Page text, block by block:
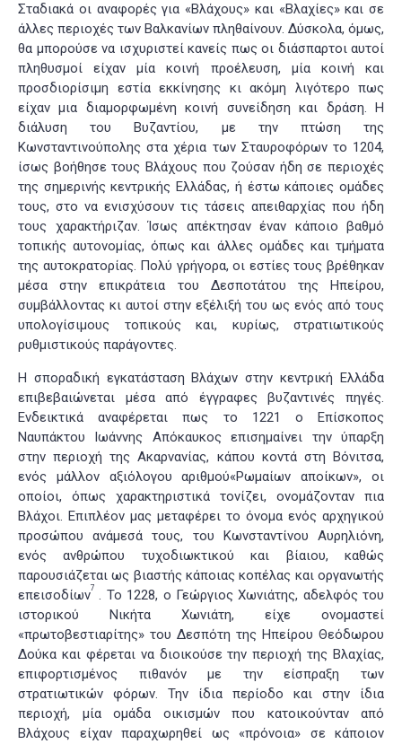
Σταδιακά οι αναφορές για «Βλάχους» και «Βλαχίες» και σε
άλλες περιοχές των Βαλκανίων πληθαίνουν. Δύσκολα, όμως,
θα μπορούσε να ισχυριστεί κανείς πως οι διάσπαρτοι αυτοί
πληθυσμοί είχαν μία κοινή προέλευση, μία κοινή και
προσδιορίσιμη εστία εκκίνησης κι ακόμη λιγότερο πως
είχαν μια διαμορφωμένη κοινή συνείδηση και δράση. Η
διάλυση του Βυζαντίου, με την πτώση της
Κωνσταντινούπολης στα χέρια των Σταυροφόρων το 1204,
ίσως βοήθησε τους Βλάχους που ζούσαν ήδη σε περιοχές
της σημερινής κεντρικής Ελλάδας, ή έστω κάποιες ομάδες
τους, στο να ενισχύσουν τις τάσεις απειθαρχίας που ήδη
τους χαρακτήριζαν. Ίσως απέκτησαν έναν κάποιο βαθμό
τοπικής αυτονομίας, όπως και άλλες ομάδες και τμήματα
της αυτοκρατορίας. Πολύ γρήγορα, οι εστίες τους βρέθηκαν
μέσα στην επικράτεια του Δεσποτάτου της Ηπείρου,
συμβάλλοντας κι αυτοί στην εξέλιξή του ως ενός από τους
υπολογίσιμους τοπικούς και, κυρίως, στρατιωτικούς
ρυθμιστικούς παράγοντες.
Η σποραδική εγκατάσταση Βλάχων στην κεντρική Ελλάδα
επιβεβαιώνεται μέσα από έγγραφες βυζαντινές πηγές.
Ενδεικτικά αναφέρεται πως το 1221 ο Επίσκοπος
Ναυπάκτου Ιωάννης Απόκαυκος επισημαίνει την ύπαρξη
στην περιοχή της Ακαρνανίας, κάπου κοντά στη Βόνιτσα,
ενός μάλλον αξιόλογου αριθμού«Ρωμαίων αποίκων», οι
οποίοι, όπως χαρακτηριστικά τονίζει, ονομάζονταν πια
Βλάχοι. Επιπλέον μας μεταφέρει το όνομα ενός αρχηγικού
προσώπου ανάμεσά τους, του Κωνσταντίνου Αυρηλιόνη,
ενός ανθρώπου τυχοδιωκτικού και βίαιου, καθώς
παρουσιάζεται ως βιαστής κάποιας κοπέλας και οργανωτής
επεισοδίων7 . Το 1228, ο Γεώργιος Χωνιάτης, αδελφός του
ιστορικού Νικήτα Χωνιάτη, είχε ονομαστεί
«πρωτοβεστιαρίτης» του Δεσπότη της Ηπείρου Θεόδωρου
Δούκα και φέρεται να διοικούσε την περιοχή της Βλαχίας,
επιφορτισμένος πιθανόν με την είσπραξη των
στρατιωτικών φόρων. Την ίδια περίοδο και στην ίδια
περιοχή, μία ομάδα οικισμών που κατοικούνταν από
Βλάχους είχαν παραχωρηθεί ως «πρόνοια» σε κάποιον